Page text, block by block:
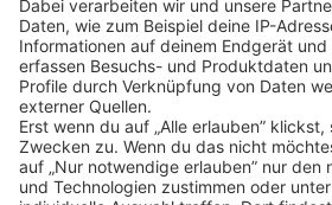
Klickehier, um alle offenen Jobs